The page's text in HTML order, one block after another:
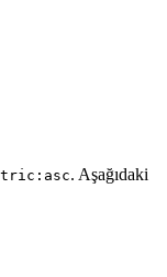
. Aşağıdaki